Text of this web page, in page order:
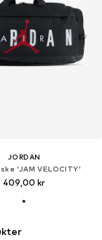
JORDAN
'JAM VELOCITY'
409,00 kr